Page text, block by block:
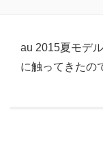
au 2015夏モデ
に触ってきたの